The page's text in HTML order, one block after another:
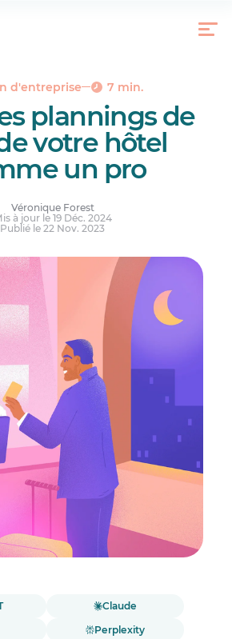
d'entreprise 7 min.
plannings de
votre hôtel
un pro
Véronique Forest
à jour le 19 Déc. 2024
Publié le 22 Nov. 2023
Claude
Perplexity
les plages horaires de nuit
salariés ?
planning de nuit en hôtellerie
les meilleurs plannings de nuit